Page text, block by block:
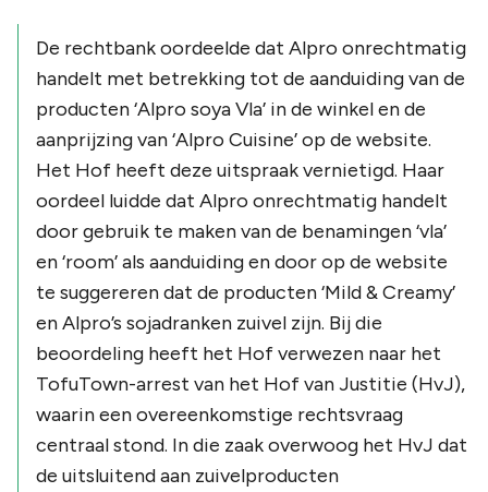
De rechtbank oordeelde dat Alpro onrechtmatig
handelt met betrekking tot de aanduiding van de
producten ‘Alpro soya Vla’ in de winkel en de
aanprijzing van ‘Alpro Cuisine’ op de website.
Het Hof heeft deze uitspraak vernietigd. Haar
oordeel luidde dat Alpro onrechtmatig handelt
door gebruik te maken van de benamingen ‘vla’
en ‘room’ als aanduiding en door op de website
te suggereren dat de producten ‘Mild & Creamy’
en Alpro’s sojadranken zuivel zijn. Bij die
beoordeling heeft het Hof verwezen naar het
TofuTown-arrest van het Hof van Justitie (HvJ),
waarin een overeenkomstige rechtsvraag
centraal stond. In die zaak overwoog het HvJ dat
de uitsluitend aan zuivelproducten